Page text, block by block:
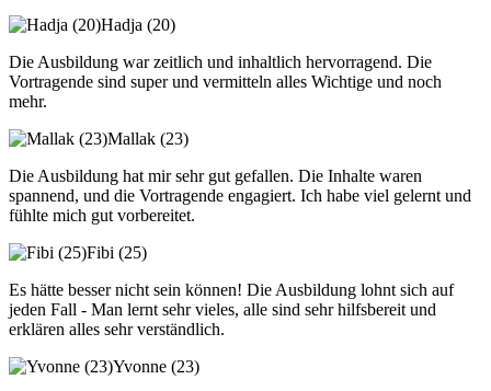
Hadja (20)
Die Ausbildung war zeitlich und inhaltlich hervorragend. Die
Vortragende sind super und vermitteln alles Wichtige und noch
mehr.
Mallak (23)
Die Ausbildung hat mir sehr gut gefallen. Die Inhalte waren
spannend, und die Vortragende engagiert. Ich habe viel gelernt und
fühlte mich gut vorbereitet.
Fibi (25)
Es hätte besser nicht sein können! Die Ausbildung lohnt sich auf
jeden Fall - Man lernt sehr vieles, alle sind sehr hilfsbereit und
erklären alles sehr verständlich.
Yvonne (23)